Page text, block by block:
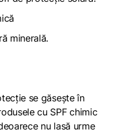
minerală.
se găsește în
cu SPF chimic
nu lasă urme